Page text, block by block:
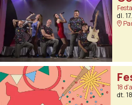
dl.
18
dt.